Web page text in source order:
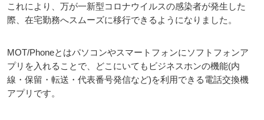
これにより、万が一新型コロナウイルスの感染者が発生した
際、在宅勤務へスムーズに移行できるようになりました。
MOT/Phoneとはパソコンやスマートフォンにソフトフォンア
プリを入れることで、どこにいてもビジネスホンの機能(内
線・保留・転送・代表番号発信など)を利用できる電話交換機
アプリです。